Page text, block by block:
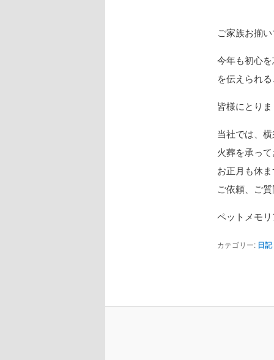
ご家族お揃
今年も初心
を伝えられ
皆様にとり
当社では、
火葬を承っ
お正月も休
ご依頼、ご
ペットメモ
カテゴリー: 日記